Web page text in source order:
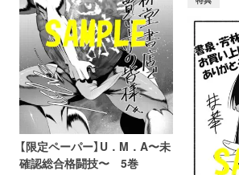
【限定ペーパー】U．M．A〜未
確認総合格闘技〜 5巻